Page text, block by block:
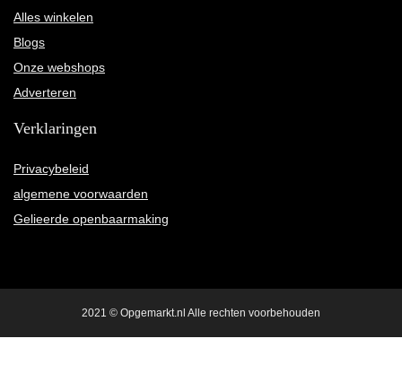
Alles winkelen
Blogs
Onze webshops
Adverteren
Verklaringen
Privacybeleid
algemene voorwaarden
Gelieerde openbaarmaking
2021 © Opgemarkt.nl Alle rechten voorbehouden